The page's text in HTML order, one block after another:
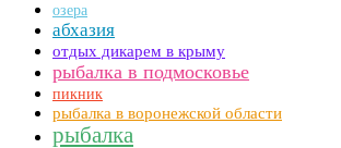
озера
абхазия
отдых дикарем в крыму
рыбалка в подмосковье
пикник
рыбалка в воронежской области
рыбалка